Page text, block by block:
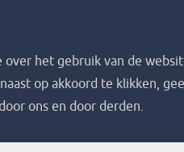
het gebruik van de
op akkoord te klikken,
ons en door derden.